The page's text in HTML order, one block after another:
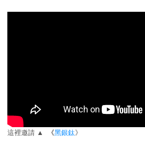
這裡邀請 ▲ 《黑銀鈦》